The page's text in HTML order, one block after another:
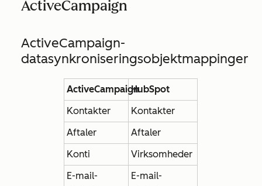
ActiveCampaign
ActiveCampaign-
datasynkroniseringsobjektmappinger
ActiveCampaignHubSpot
Kontakter
Kontakter
Aftaler
Aftaler
Konti
Virksomheder
E-mail-
E-mail-